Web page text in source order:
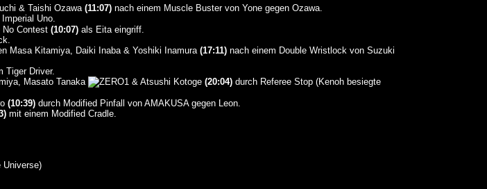
& Taishi Ozawa (11:07)nach einem Muscle Buster von Yone gegen Ozawa.
Uno.
No Contest (10:07)als Eita eingriff.
Masa Kitamiya, Daiki Inaba & Yoshiki Inamura (17:11)nach einem Double Wristlock von Suzuki
Tiger Driver.
Masato Tanaka
& Atsushi Kotoge (20:04)durch Referee Stop (Kenoh besiegte
(10:39)durch Modified Pinfall von AMAKUSA gegen Leon.
mit einem Modified Cradle.